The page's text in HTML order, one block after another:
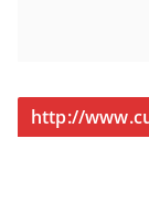
http://